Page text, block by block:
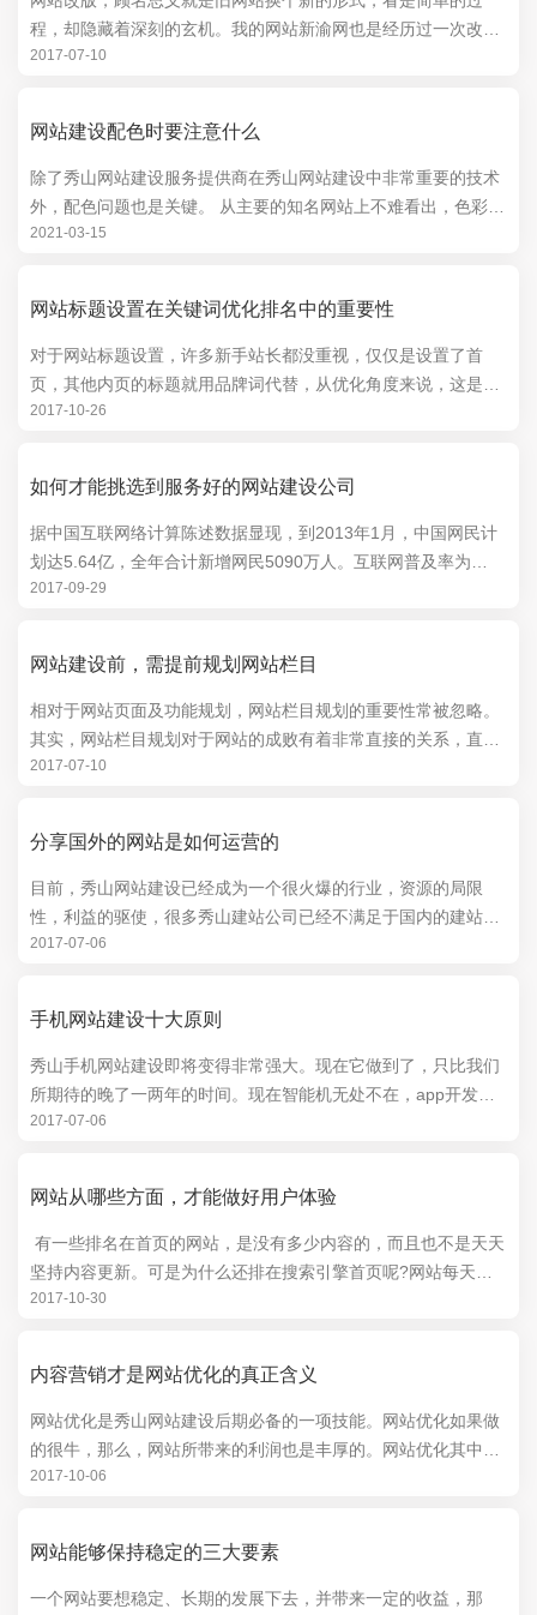
程，却隐藏着深刻的玄机。我的网站新渝网也是经历过一次改版
后，慢慢走过来的，改版前我也搜索过很多关于...
2017-07-10
网站建设配色时要注意什么
除了秀山网站建设服务提供商在秀山网站建设中非常重要的技术
外，配色问题也是关键。 从主要的知名网站上不难看出，色彩在
秀山网页设计中起着重要的作用。 即使在无聊的内容中，...
2021-03-15
网站标题设置在关键词优化排名中的重要性
对于网站标题设置，许多新手站长都没重视，仅仅是设置了首
页，其他内页的标题就用品牌词代替，从优化角度来说，这是在
浪费资源，不能优化更多关键词，从用户角度来...
2017-10-26
如何才能挑选到服务好的网站建设公司
据中国互联网络计算陈述数据显现，到2013年1月，中国网民计
划达5.64亿，全年合计新增网民5090万人。互联网普及率为
42.1%，较2012年末晋升3.8个百分点。别的中国网...
2017-09-29
网站建设前，需提前规划网站栏目
相对于网站页面及功能规划，网站栏目规划的重要性常被忽略。
其实，网站栏目规划对于网站的成败有着非常直接的关系，直接
影响着用户的体验效果，和促使用户的消费。...
2017-07-10
分享国外的网站是如何运营的
目前，秀山网站建设已经成为一个很火爆的行业，资源的局限
性，利益的驱使，很多秀山建站公司已经不满足于国内的建站，
并把手伸向了国外，但是国外秀山网站建设也一定要懂得它们...
2017-07-06
手机网站建设十大原则
秀山手机网站建设即将变得非常强大。现在它做到了，只比我们
所期待的晚了一两年的时间。现在智能机无处不在，app开发人
员开发了数百万计的应用，每天都有更多的人使用移...
2017-07-06
网站从哪些方面，才能做好用户体验
有一些排名在首页的网站，是没有多少内容的，而且也不是天天
坚持内容更新。可是为什么还排在搜索引擎首页呢?网站每天保
持更新，这是SEO优化的基本规律，...
2017-10-30
内容营销才是网站优化的真正含义
网站优化是秀山网站建设后期必备的一项技能。网站优化如果做
的很牛，那么，网站所带来的利润也是丰厚的。网站优化其中有
一个很好的方法就是内容营销。说到这里，我也是...
2017-10-06
网站能够保持稳定的三大要素
一个网站要想稳定、长期的发展下去，并带来一定的收益，那